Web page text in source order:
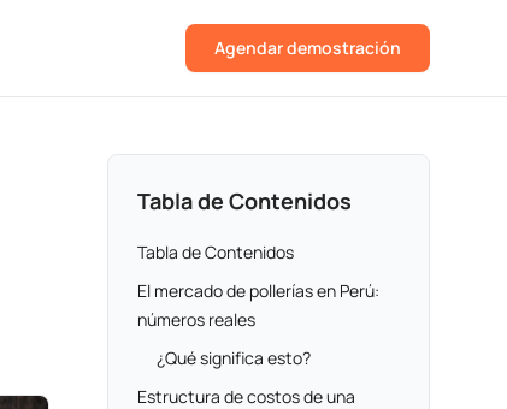
Agendar demostración
Tabla de Contenidos
Tabla de Contenidos
El mercado de pollerías en Perú:
números reales
¿Qué significa esto?
Estructura de costos de una